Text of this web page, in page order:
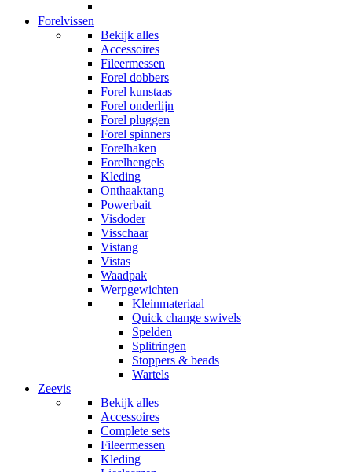
Forelvissen
Bekijk alles
Accessoires
Fileermessen
Forel dobbers
Forel kunstaas
Forel onderlijn
Forel pluggen
Forel spinners
Forelhaken
Forelhengels
Kleding
Onthaaktang
Powerbait
Visdoder
Visschaar
Vistang
Vistas
Waadpak
Werpgewichten
Kleinmateriaal
Quick change swivels
Spelden
Splitringen
Stoppers & beads
Wartels
Zeevis
Bekijk alles
Accessoires
Complete sets
Fileermessen
Kleding